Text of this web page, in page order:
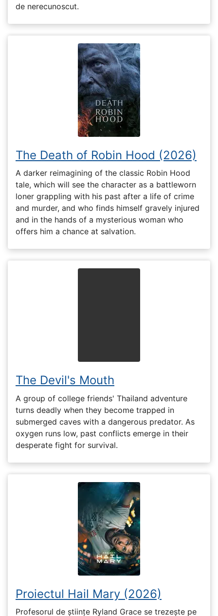
de nerecunoscut.
The Death of Robin Hood (2026)
A darker reimagining of the classic Robin Hood
tale, which will see the character as a battleworn
loner grappling with his past after a life of crime
and murder, and who finds himself gravely injured
and in the hands of a mysterious woman who
offers him a chance at salvation.
The Devil's Mouth
A group of college friends' Thailand adventure
turns deadly when they become trapped in
submerged caves with a dangerous predator. As
oxygen runs low, past conflicts emerge in their
desperate fight for survival.
Proiectul Hail Mary (2026)
Profesorul de științe Ryland Grace se trezește pe